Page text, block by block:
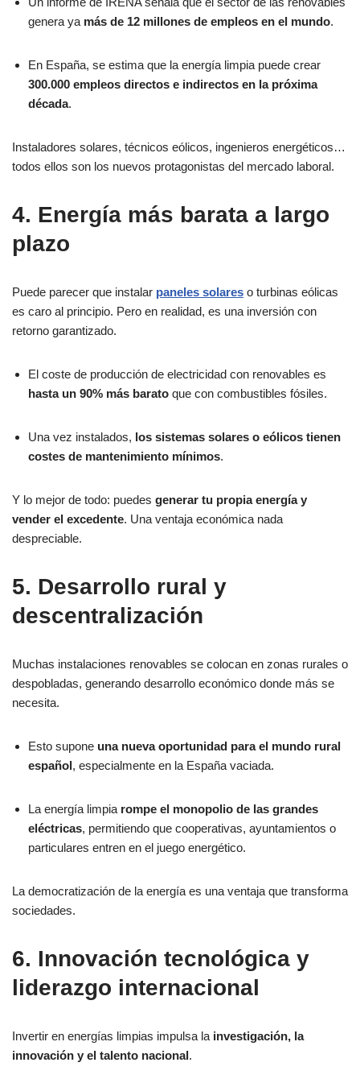
genera ya más de 12 millones de empleos en el mundo.
En España, se estima que la energía limpia puede crear
300.000 empleos directos e indirectos en la próxima
década.
Instaladores solares, técnicos eólicos, ingenieros energéticos…
todos ellos son los nuevos protagonistas del mercado laboral.
4. Energía más barata a largo
plazo
Puede parecer que instalar paneles solares o turbinas eólicas
es caro al principio. Pero en realidad, es una inversión con
retorno garantizado.
El coste de producción de electricidad con renovables es
hasta un 90% más barato que con combustibles fósiles.
Una vez instalados, los sistemas solares o eólicos tienen
costes de mantenimiento mínimos.
Y lo mejor de todo: puedes generar tu propia energía y
vender el excedente. Una ventaja económica nada
despreciable.
5. Desarrollo rural y
descentralización
Muchas instalaciones renovables se colocan en zonas rurales o
despobladas, generando desarrollo económico donde más se
necesita.
Esto supone una nueva oportunidad para el mundo rural
español, especialmente en la España vaciada.
La energía limpia rompe el monopolio de las grandes
eléctricas, permitiendo que cooperativas, ayuntamientos o
particulares entren en el juego energético.
La democratización de la energía es una ventaja que transforma
sociedades.
6. Innovación tecnológica y
liderazgo internacional
Invertir en energías limpias impulsa la investigación, la
innovación y el talento nacional.